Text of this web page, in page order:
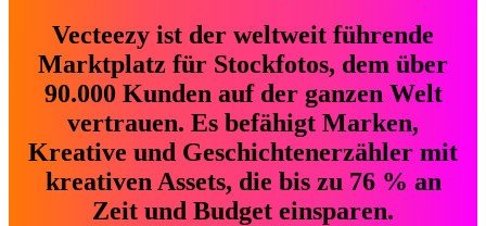
Vecteezy ist der weltweit führende
Marktplatz für Stockfotos, dem über
90.000 Kunden auf der ganzen Welt
vertrauen. Es befähigt Marken,
Kreative und Geschichtenerzähler mit
kreativen Assets, die bis zu 76 % an
Zeit und Budget einsparen.